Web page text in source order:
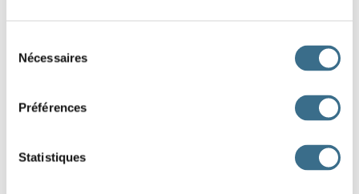
Nécessaires
Préférences
Statistiques
nous